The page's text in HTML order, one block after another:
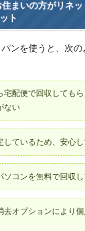
まいの方がリネッ
ト
パンを使うと、次
宅配便で回収しても
ない
しているため、安心
ソコンを無料で回収
去オプションにより